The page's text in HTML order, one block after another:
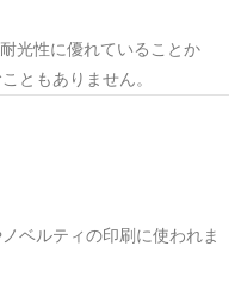
光性に優れていることか
ともありません。
ベルティの印刷に使われま